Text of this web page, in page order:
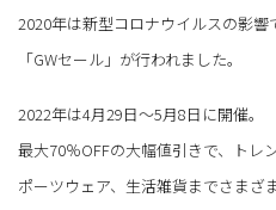
2020年は新型コロナウイルスの影
「GWセール」が行われました。
2022年は4月29日～5月8日に開催。
最大70％OFFの大幅値引きで、トレ
ポーツウェア、生活雑貨までさまざ